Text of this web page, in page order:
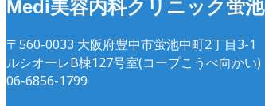
Medi美容内科クリニック蛍池
〒560-0033 大阪府豊中市蛍池中町2丁目3-1
ルシオーレB棟127号室(コープこうべ向かい)
06-6856-1799